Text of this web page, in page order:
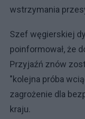
wstrzymania
Szef węgierskiej
poinformował, że
Przyjaźń znów
"kolejna próba
zagrożenie dla
kraju.